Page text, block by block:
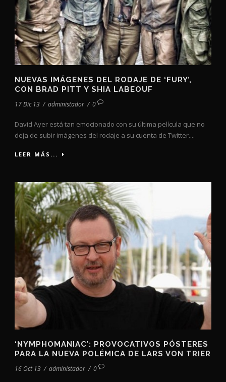
NUEVAS IMÁGENES DEL RODAJE DE ‘FURY’,
CON BRAD PITT Y SHIA LABEOUF
17 Dic 13 / administador / 0
David Ayer está tan emocionado con su última película que no
deja de subir imágenes del rodaje a su cuenta de Twitter....
LEER MÁS...
‘NYMPHOMANIAC’: PROVOCATIVOS PÓSTERES
PARA LA NUEVA POLÉMICA DE LARS VON TRIER
16 Oct 13 / administador / 0